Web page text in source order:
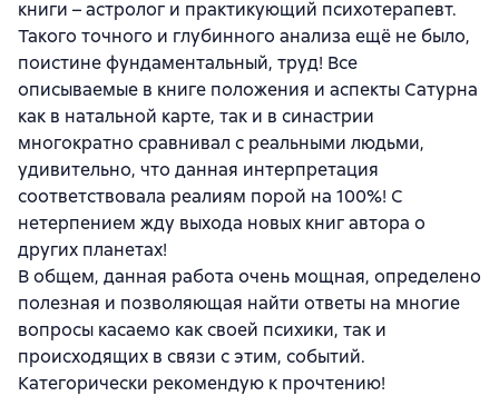
книги – астролог и практикующий психотерапевт.
Такого точного и глубинного анализа ещё не было,
поистине фундаментальный, труд! Все
описываемые в книге положения и аспекты Сатурна
как в натальной карте, так и в синастрии
многократно сравнивал с реальными людьми,
удивительно, что данная интерпретация
соответствовала реалиям порой на 100%! С
нетерпением жду выхода новых книг автора о
других планетах!
В общем, данная работа очень мощная, определено
полезная и позволяющая найти ответы на многие
вопросы касаемо как своей психики, так и
происходящих в связи с этим, событий.
Категорически рекомендую к прочтению!